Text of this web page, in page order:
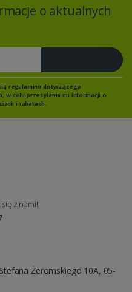
o aktualnych
regulaminu dotyczącego
w celu przesyłania mi informacji o
i rabatach.
z nami!
Żeromskiego 10A, 05-